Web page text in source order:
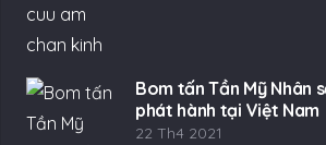
Bom tấn Tần Mỹ Nhân
phát hành tại Việt Nam
22 Th4 2021